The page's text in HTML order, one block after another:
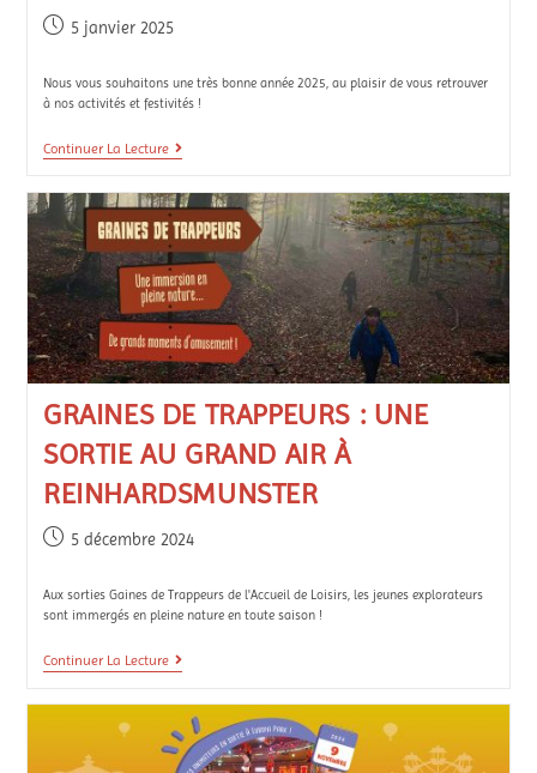
5 janvier 2025
Nous vous souhaitons une très bonne année 2025, au plaisir de vous retrouver
à nos activités et festivités !
Continuer La Lecture
GRAINES DE TRAPPEURS : UNE
SORTIE AU GRAND AIR À
REINHARDSMUNSTER
5 décembre 2024
Aux sorties Gaines de Trappeurs de l'Accueil de Loisirs, les jeunes explorateurs
sont immergés en pleine nature en toute saison !
Continuer La Lecture